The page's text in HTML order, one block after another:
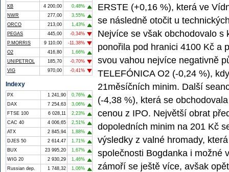
ERSTE (+0,16 %), která ve
se následně otočit u
Nejvíce se však obchodovalo s
ponořila pod hranici 4100 Kč a
svou vahou nejvíce negativně
TELEFÓNICA O2 (-0,24 %),
21měsíčních minim. Další
(-4,38 %), která se
cenou z IPO. Největší obrat
dopoledních minim na 201 Kč
výsledky z valné hromady,
společnosti Bogdanka i možné
zámoří se ještě více, avšak
KB
4 200,00
0,48%
NWR
277,00
3,55%
ORCO
213,00
1,43%
PEGAS
445,00
-0,34%
P.MORRIS
9 110,00
-11,38%
O2
416,80
1,66%
UNIPETROL
185,70
-0,70%
VIG
970,00 -0,41%
Indexy
PX 1 241,90
0,76%
DAX
7 254,63
3,06%
FTSE 100
6 028,11
2,23%
CAC 40
4 006,65
2,51%
ATX
2 845,94
1,88%
DJES 50
2 614,47
1,71%
BUX
23 995,20
1,67%
WIG 20
2 930,29
1,46%
Russian dep.
1 748,32
1,06%